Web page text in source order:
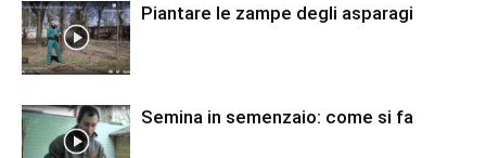
Piantare le zampe degli asparagi
Semina in semenzaio: come si fa